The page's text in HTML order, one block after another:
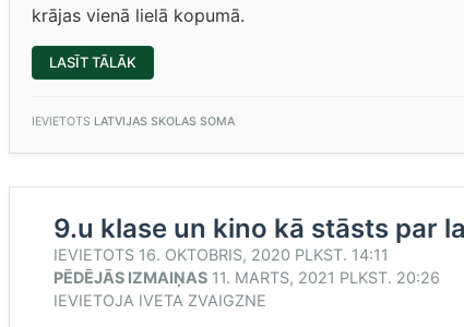
krājas vienā lielā kopumā.
LASĪT TĀLĀK
UN
IEVIETOTS LATVIJAS SKOLAS SOMA
9.u klase un kino kā stāsts par
IEVIETOTS 16. OKTOBRIS, 2020 PLKST. 14:11
PĒDĒJĀS IZMAIŅAS 11. MARTS, 2021 PLKST. 20:26
IEVIETOJA IVETA ZVAIGZNE